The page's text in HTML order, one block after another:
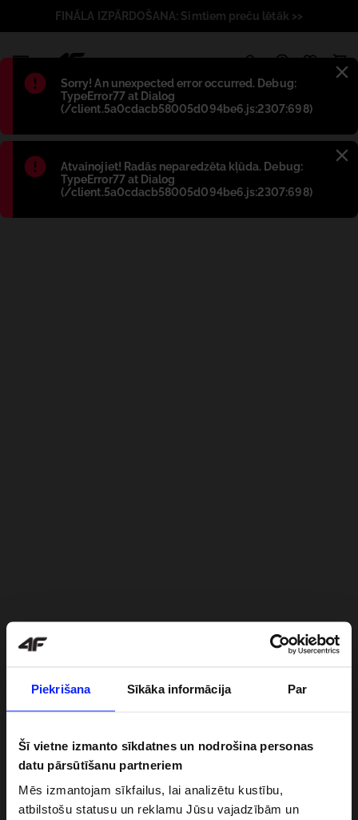
Piekrišana Sīkāka informācija Par
Šī vietne izmanto sīkdatnes un nodrošina personas
datu pārsūtīšanu partneriem
Mēs izmantojam sīkfailus, lai analizētu kustību,
atbilstošu statusu un reklamu Jūsu vajadzībām un
Błąd:
Sorry! An unexpected error occurred. Debug:
TypeError77 at Dialog
(/client.5a0cdacb58005d094be6.js:2307:698)
Błąd:
Atvainojiet! Radās neparedzēta kļūda. Debug:
TypeError77 at Dialog
(/client.5a0cdacb58005d094be6.js:2307:698)
FINĀLA IZPĀRDOŠANA: Simtiem preču lētāk >>